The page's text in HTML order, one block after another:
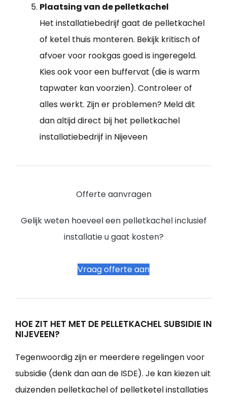
Plaatsing van de pelletkachel
Het installatiebedrijf gaat de pelletkachel
of ketel thuis monteren. Bekijk kritisch of
afvoer voor rookgas goed is ingeregeld.
Kies ook voor een buffervat (die is warm
tapwater kan voorzien). Controleer of
alles werkt. Zijn er problemen? Meld dit
dan altijd direct bij het pelletkachel
installatiebedrijf in Nijeveen
Offerte aanvragen
Gelijk weten hoeveel een pelletkachel inclusief
installatie u gaat kosten?
Vraag offerte aan
HOE ZIT HET MET DE PELLETKACHEL SUBSIDIE IN
NIJEVEEN?
Tegenwoordig zijn er meerdere regelingen voor
subsidie (denk dan aan de ISDE). Je kan kiezen uit
duizenden pelletkachel of pelletketel installaties